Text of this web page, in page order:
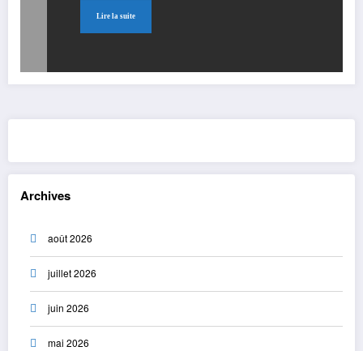
Lire la suite
Archives
août 2026
juillet 2026
juin 2026
mai 2026